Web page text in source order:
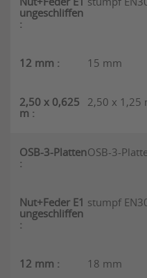
15 mm
2,50 x 1,25
OSB-3-
stumpf
18 mm